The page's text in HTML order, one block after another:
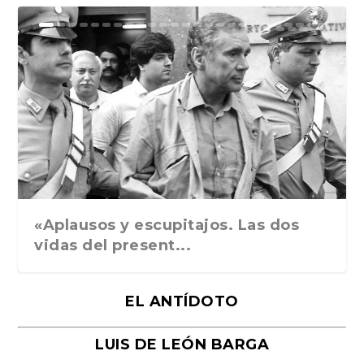
Ground Rules. Alejan...
«Rafael: Poesía subl...
Bienvenidos al circo...
Georges de La Tour. ...
Robert Capa: la hist...
«Aplausos y escupitajos. Las dos
vidas del present...
EL ANTÍDOTO
LUIS DE LEÓN BARGA